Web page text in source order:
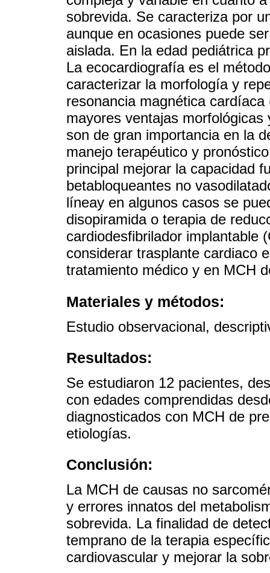
sobrevida. Se caracteriza por
aunque en ocasiones puede
aislada. En la edad pediátrica
La ecocardiografía es el
caracterizar la morfología y
resonancia magnética
mayores ventajas
son de gran importancia en la
manejo terapéutico y
principal mejorar la capacidad
betabloqueantes no
líneay en algunos casos se
disopiramida o terapia de
cardiodesfibrilador implantable
considerar trasplante cardiaco
tratamiento médico y en MCH
Materiales y métodos:
Estudio observacional,
Resultados:
Se estudiaron 12 pacientes,
con edades comprendidas
diagnosticados con MCH de
etiologías.
Conclusión:
La MCH de causas no
y errores innatos del
sobrevida. La finalidad de
temprano de la terapia
cardiovascular y mejorar la